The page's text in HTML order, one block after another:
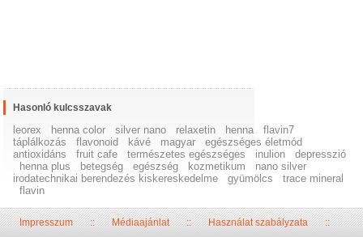
Hasonló kulcsszavak
leorex henna color silver nano relaxetin henna
flavin7
táplálkozás
flavonoid kávé magyar
egészséges életmód
antioxidáns
fruit cafe természetes egészséges inulion
depresszió
henna plus
betegség egészség kozmetikum
nano silver
irodatechnikai berendezés kiskereskedelme
gyümölcs
trace mineral
flavin
Impresszum::Médiaajánlat::Használat szabályzata::